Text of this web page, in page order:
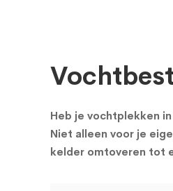
Heb je vochtplekken
Niet alleen voor je
kelder omtoveren tot